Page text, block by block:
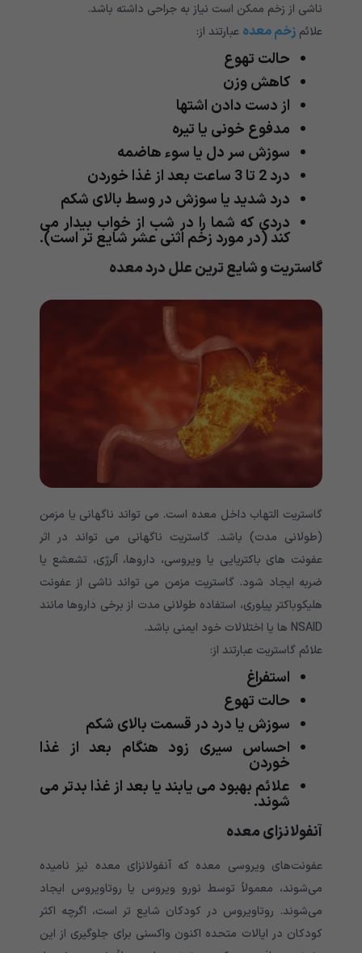
ناشی از زخم ممکن است نیاز به جراحی داشته باشد.
علائم زخم معده عبارتند از:
حالت تهوع
کاهش وزن
از دست دادن اشتها
مدفوع خونی یا تیره
سوزش سر دل یا سوء هاضمه
درد 2 تا 3 ساعت بعد از غذا خوردن
درد شدید یا سوزش در وسط بالای شکم
دردی که شما را در شب از خواب بیدار می
کند (در مورد زخم اثنی عشر شایع تر است).
گاستریت و شایع ترین علل درد معده
گاستریت التهاب داخل معده است. می تواند ناگهانی یا مزمن
(طولانی مدت) باشد. گاستریت ناگهانی می تواند در اثر
عفونت های باکتریایی یا ویروسی، داروها، آلرژی، تشعشع یا
ضربه ایجاد شود. گاستریت مزمن می تواند ناشی از عفونت
هلیکوباکتر پیلوری، استفاده طولانی مدت از برخی داروها مانند
NSAID ها یا اختلالات خود ایمنی باشد.
علائم گاستریت عبارتند از:
استفراغ
حالت تهوع
سوزش یا درد در قسمت بالای شکم
احساس سیری زود هنگام بعد از غذا
خوردن
علائم بهبود می یابند یا بعد از غذا بدتر می
شوند.
آنفولانزای معده
عفونت‌های ویروسی معده که آنفولانزای معده نیز نامیده
می‌شوند، معمولاً توسط نورو ویروس یا روتاویروس ایجاد
می‌شوند. روتاویروس در کودکان شایع تر است، اگرچه اکثر
کودکان در ایالات متحده اکنون واکسنی برای جلوگیری از این